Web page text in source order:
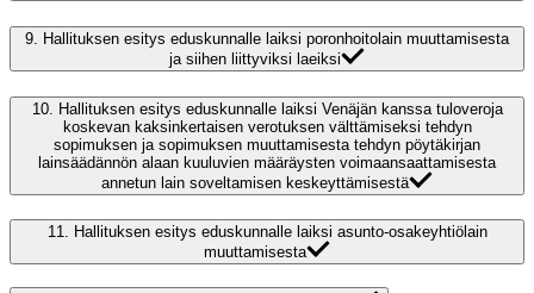
9.
Hallituksen esitys eduskunnalle laiksi poronhoitolain muuttamisesta
ja siihen liittyviksi laeiksi
10. Hallituksen esitys eduskunnalle laiksi Venäjän kanssa tuloveroja
koskevan kaksinkertaisen verotuksen välttämiseksi tehdyn
sopimuksen ja sopimuksen muuttamisesta tehdyn pöytäkirjan
lainsäädännön alaan kuuluvien määräysten voimaansaattamisesta
annetun lain soveltamisen keskeyttämisestä
11. Hallituksen esitys eduskunnalle laiksi asunto-osakeyhtiölain
muuttamisesta